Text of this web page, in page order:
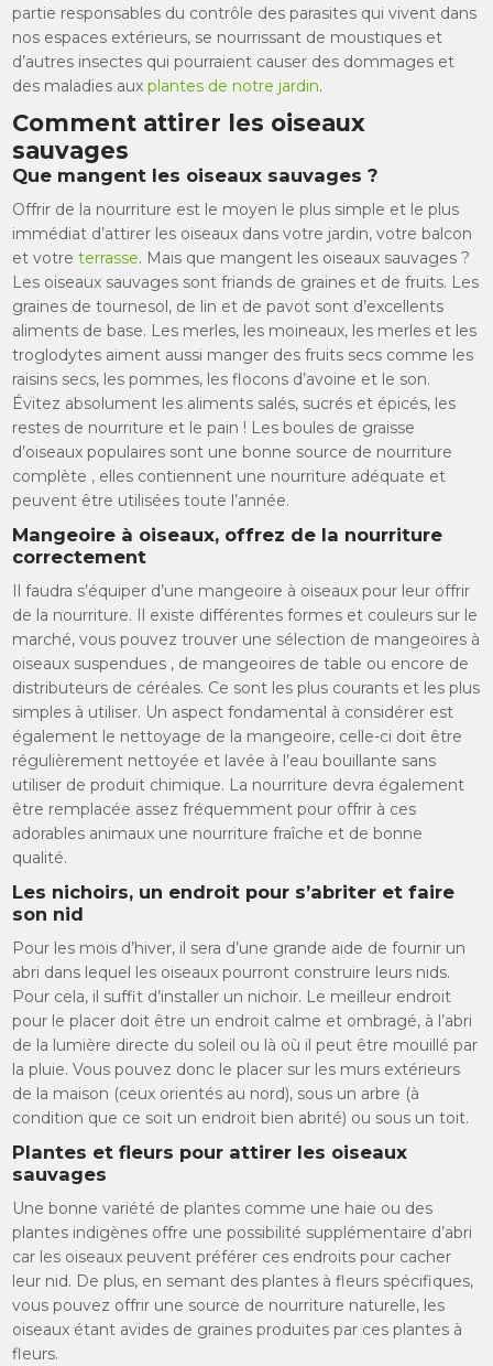
partie responsables du contrôle des parasites qui vivent dans
nos espaces extérieurs, se nourrissant de moustiques et
d’autres insectes qui pourraient causer des dommages et
des maladies auxplantes de notre jardin.
Comment attirer les oiseaux
sauvages
Que mangent les oiseaux sauvages ?
Offrir de la nourriture est le moyen le plus simple et le plus
immédiat d’attirer les oiseaux dans votre jardin, votre balcon
et votreterrasse. Mais que mangent les oiseaux sauvages ?
Les oiseaux sauvages sont friands de graines et de fruits. Les
graines de tournesol, de lin et de pavot sont d’excellents
aliments de base. Les merles, les moineaux, les merles et les
troglodytes aiment aussi manger des fruits secs comme les
raisins secs, les pommes, les flocons d’avoine et le son.
Évitez absolument les aliments salés, sucrés et épicés, les
restes de nourriture et le pain ! Les boules de graisse
d’oiseaux populaires sont une bonne source de nourriture
complète , elles contiennent une nourriture adéquate et
peuvent être utilisées toute l’année.
Mangeoire à oiseaux, offrez de la nourriture
correctement
Il faudra s’équiper d’une mangeoire à oiseaux pour leur offrir
de la nourriture. Il existe différentes formes et couleurs sur le
marché, vous pouvez trouver une sélection de mangeoires à
oiseaux suspendues , de mangeoires de table ou encore de
distributeurs de céréales. Ce sont les plus courants et les plus
simples à utiliser. Un aspect fondamental à considérer est
également le nettoyage de la mangeoire, celle-ci doit être
régulièrement nettoyée et lavée à l’eau bouillante sans
utiliser de produit chimique. La nourriture devra également
être remplacée assez fréquemment pour offrir à ces
adorables animaux une nourriture fraîche et de bonne
qualité.
Les nichoirs, un endroit pour s’abriter et faire
son nid
Pour les mois d’hiver, il sera d’une grande aide de fournir un
abri dans lequel les oiseaux pourront construire leurs nids.
Pour cela, il suffit d’installer un nichoir. Le meilleur endroit
pour le placer doit être un endroit calme et ombragé, à l’abri
de la lumière directe du soleil ou là où il peut être mouillé par
la pluie. Vous pouvez donc le placer sur les murs extérieurs
de la maison (ceux orientés au nord), sous un arbre (à
condition que ce soit un endroit bien abrité) ou sous un toit.
Plantes et fleurs pour attirer les oiseaux
sauvages
Une bonne variété de plantes comme une haie ou des
plantes indigènes offre une possibilité supplémentaire d’abri
car les oiseaux peuvent préférer ces endroits pour cacher
leur nid. De plus, en semant des plantes à fleurs spécifiques,
vous pouvez offrir une source de nourriture naturelle, les
oiseaux étant avides de graines produites par ces plantes à
fleurs.